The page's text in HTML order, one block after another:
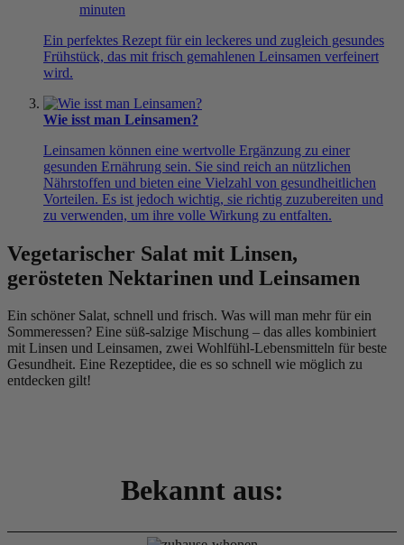
minuten
Ein perfektes Rezept für ein leckeres und zugleich gesundes
Frühstück, das mit frisch gemahlenen Leinsamen verfeinert
wird.
Wie isst man Leinsamen?
Leinsamen können eine wertvolle Ergänzung zu einer
gesunden Ernährung sein. Sie sind reich an nützlichen
Nährstoffen und bieten eine Vielzahl von gesundheitlichen
Vorteilen. Es ist jedoch wichtig, sie richtig zuzubereiten und
zu verwenden, um ihre volle Wirkung zu entfalten.
Vegetarischer Salat mit Linsen,
gerösteten Nektarinen und Leinsamen
Ein schöner Salat, schnell und frisch. Was will man mehr für ein
Sommeressen? Eine süß-salzige Mischung – das alles kombiniert
mit Linsen und Leinsamen, zwei Wohlfühl-Lebensmitteln für beste
Gesundheit. Eine Rezeptidee, die es so schnell wie möglich zu
entdecken gilt!
Bekannt aus: